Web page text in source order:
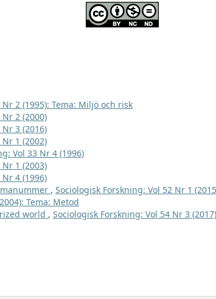
2 (1995): Tema: Miljö och risk
2 (2000)
3 (2016)
1 (2002)
Vol 33 Nr 4 (1996)
1 (2003)
4 (1996)
, Sociologisk Forskning: Vol 52 Nr 1
Tema: Metod
world , Sociologisk Forskning: Vol 54 Nr 3 (2017)